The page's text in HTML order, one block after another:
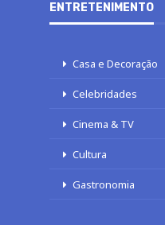
ENTRETENIMENTO
Casa e Decoração
Celebridades
Cinema & TV
Cultura
Gastronomia